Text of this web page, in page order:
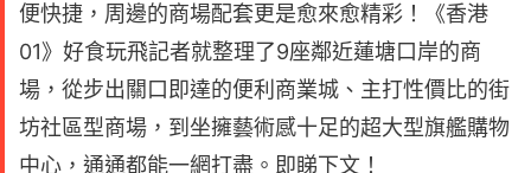
便快捷，周邊的商場配套更是愈來愈精彩！《香港
01》好食玩飛記者就整理了9座鄰近蓮塘口岸的商
場，從步出關口即達的便利商業城、主打性價比的街
坊社區型商場，到坐擁藝術感十足的超大型旗艦購物
中心，通通都能一網打盡。即睇下文！